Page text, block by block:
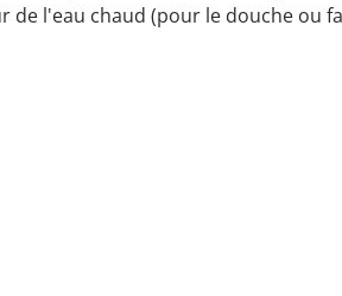
l'eau chaud (pour le douche ou